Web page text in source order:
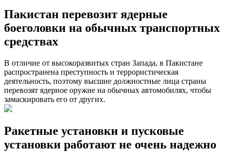
Пакистан перевозит ядерные
боеголовки на обычных транспортных
средствах
В отличие от высокоразвитых стран Запада, в Пакистане
распространена преступность и террористическая
деятельность, поэтому высшие должностные лица страны
перевозят ядерное оружие на обычных автомобилях, чтобы
замаскировать его от других.
Ракетные установки и пусковые
установки работают не очень надежно